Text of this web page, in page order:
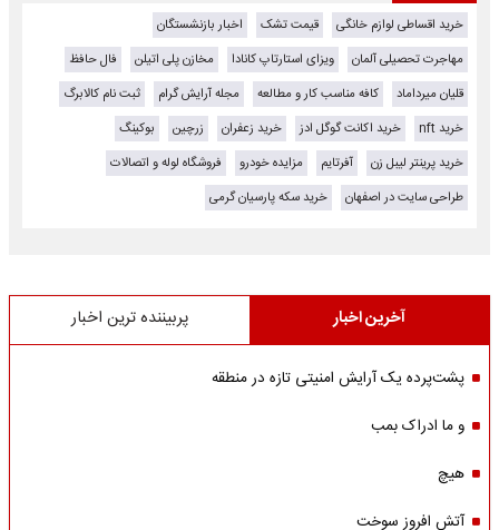
خرید اقساطی لوازم خانگی قیمت تشک
اخبار بازنشستگان
مهاجرت تحصیلی آلمان
ویزای استارتاپ کانادا مخازن پلی اتیلن
فال حافظ
قلیان میرداماد
کافه مناسب کار و مطالعه مجله آرایش گرام
ثبت نام کالابرگ
خرید nft
خرید اکانت گوگل ادز خرید زعفران زرچین
بوکینگ
خرید پرینتر لیبل زن
آفرتایم مزایده خودرو
فروشگاه لوله و اتصالات
طراحی سایت در اصفهان
خرید سکه پارسیان گرمی
آخرین اخبار پربیننده ترین اخبار
پشت‌پرده یک آرایش امنیتی تازه در منطقه
و ما ادراک بمب
هیچ
آتش افروز سوخت